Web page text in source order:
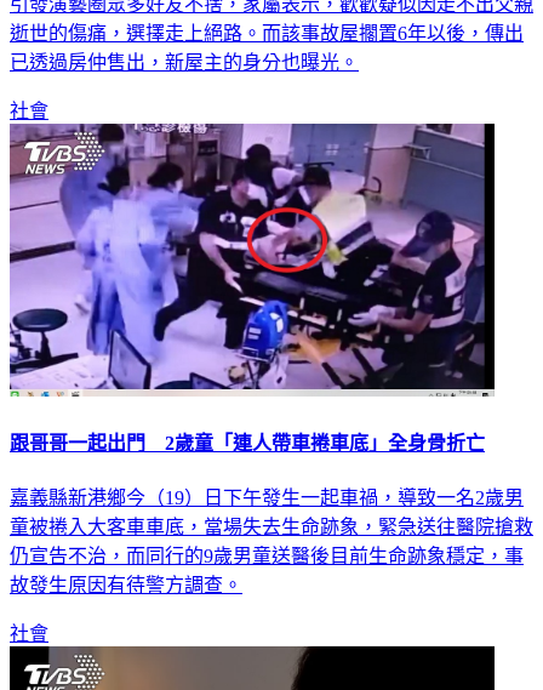
逝世的傷痛，選擇走上絕路。而該事故屋擱置6年以後，傳出
已透過房仲售出，新屋主的身分也曝光。
社會
跟哥哥一起出門 2歲童「連人帶車捲車底」全身骨折亡
嘉義縣新港鄉今（19）日下午發生一起車禍，導致一名2歲男
童被捲入大客車車底，當場失去生命跡象，緊急送往醫院搶救
仍宣告不治，而同行的9歲男童送醫後目前生命跡象穩定，事
故發生原因有待警方調查。
社會